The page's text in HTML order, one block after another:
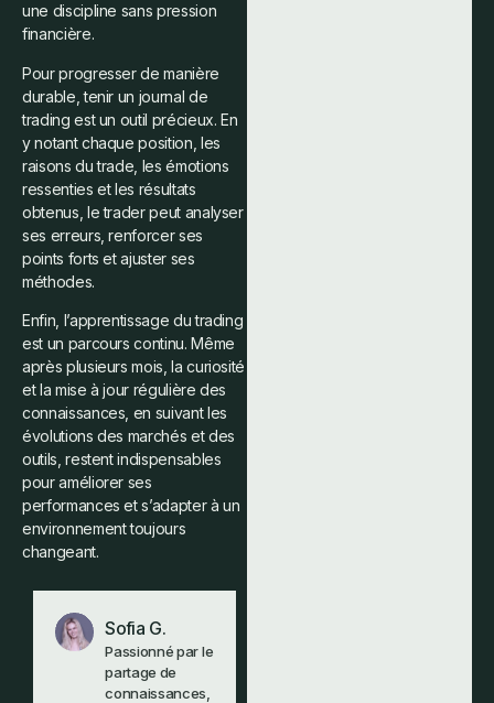
une discipline sans pression
financière.
Pour progresser de manière
durable, tenir un journal de
trading est un outil précieux. En
y notant chaque position, les
raisons du trade, les émotions
ressenties et les résultats
obtenus, le trader peut analyser
ses erreurs, renforcer ses
points forts et ajuster ses
méthodes.
Enfin, l’apprentissage du trading
est un parcours continu. Même
après plusieurs mois, la curiosité
et la mise à jour régulière des
connaissances, en suivant les
évolutions des marchés et des
outils, restent indispensables
pour améliorer ses
performances et s’adapter à un
environnement toujours
changeant.
Sofia G.
Passionné par le
partage de
connaissances,